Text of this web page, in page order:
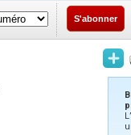
S'abonner